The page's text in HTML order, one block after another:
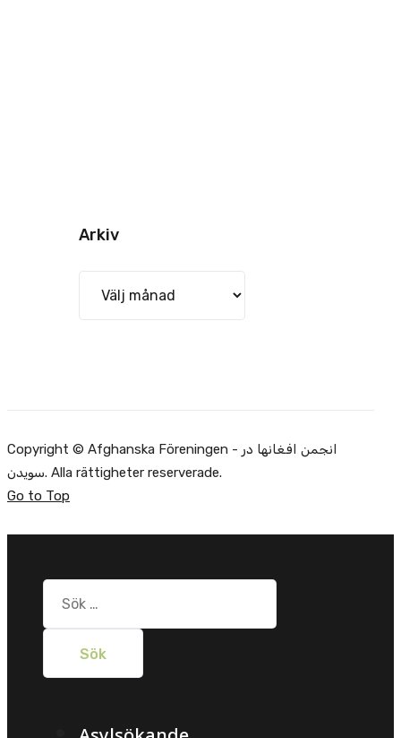
Arkiv
Copyright © Afghanska Föreningen - انجمن افغانها در
سویدن. Alla rättigheter reserverade.
Go to Top
Sök
efter: